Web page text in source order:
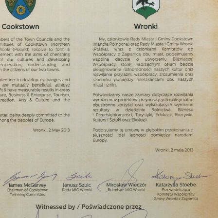
Twoją prywatność. Możesz zmienić ustawienia cookies lub
W dowolnym momencie możesz dokonać zmiany swoich ustawień.
pliki cookies służą do prawidłowego funkcjonowania strony
Ci komfortowe korzystanie z oferowanych przez nas usług.
cookies odpowiadają na podejmowane przez Ciebie działania w celu m.in.